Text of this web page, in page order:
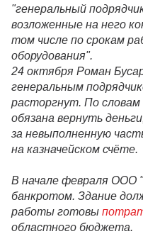
"генеральный
возложенные на него
том числе по срокам
оборудования".
24 октября Роман
генеральным
расторгнут. По словам
обязана вернуть
за невыполненную
на казначейском счёте.
В начале февраля
банкротом. Здание
работы готовы
областного бюджета.